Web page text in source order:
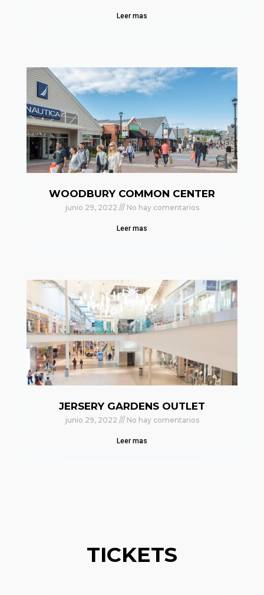
Leer mas
WOODBURY COMMON CENTER
junio 29, 2022 No hay comentarios
Leer mas
JERSERY GARDENS OUTLET
junio 29, 2022 No hay comentarios
Leer mas
TICKETS